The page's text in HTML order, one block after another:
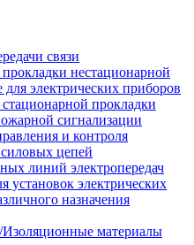
связи
нестационарной
электрических приборов
прокладки
сигнализации
и контроля
цепей
линий электропередач
установок электрических
назначения
Изоляционные материалы